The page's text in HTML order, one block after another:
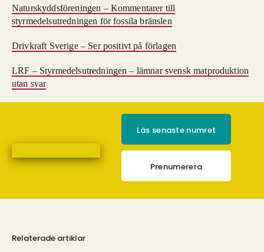
Naturskyddsföreningen – Kommentarer till
styrmedelsutredningen för fossila bränslen
Drivkraft Sverige – Ser positivt på förlagen
LRF – Styrmedelsutredningen – lämnar svensk matproduktion
utan svar
Läs senaste numret
Prenumerera
Relaterade artiklar